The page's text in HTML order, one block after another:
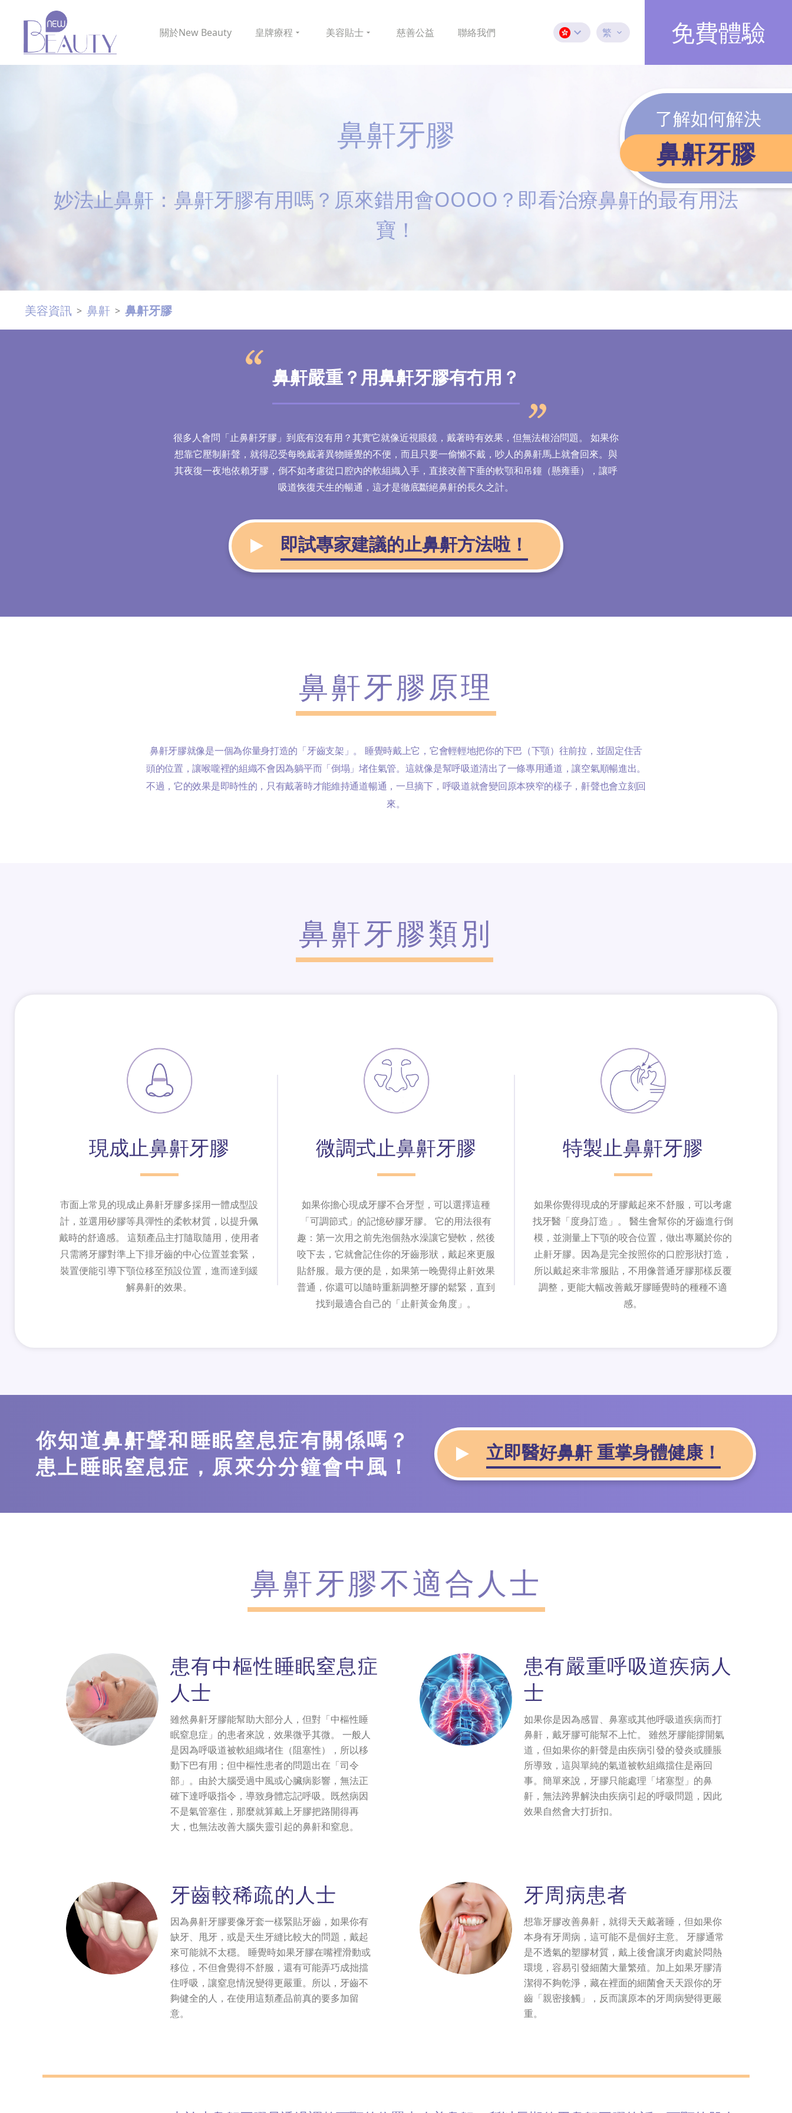
關於New Beauty 皇牌療程 美容貼士 慈善公益 聯絡我們 繁 免費體驗
了解如何解決
鼻鼾牙膠
鼻鼾牙膠
妙法止鼻鼾：鼻鼾牙膠有用嗎？原來錯用會OOOO？即看治療鼻鼾的最有用法
寶！
美容資訊 > 鼻鼾 > 鼻鼾牙膠
鼻鼾嚴重？用鼻鼾牙膠有冇用？
很多人會問「止鼻鼾牙膠」到底有沒有用？其實它就像近視眼鏡，戴著時有效果，但無法根治問題。 如果你
想靠它壓制鼾聲，就得忍受每晚戴著異物睡覺的不便，而且只要一偷懶不戴，吵人的鼻鼾馬上就會回來。與
其夜復一夜地依賴牙膠，倒不如考慮從口腔內的軟組織入手，直接改善下垂的軟顎和吊鐘（懸雍垂），讓呼
吸道恢復天生的暢通，這才是徹底斷絕鼻鼾的長久之計。
即試專家建議的止鼻鼾方法啦！
鼻鼾牙膠原理
鼻鼾牙膠就像是一個為你量身打造的「牙齒支架」。 睡覺時戴上它，它會輕輕地把你的下巴（下顎）往前拉，並固定住舌
頭的位置，讓喉嚨裡的組織不會因為躺平而「倒塌」堵住氣管。這就像是幫呼吸道清出了一條專用通道，讓空氣順暢進出。
不過，它的效果是即時性的，只有戴著時才能維持通道暢通，一旦摘下，呼吸道就會變回原本狹窄的樣子，鼾聲也會立刻回
來。
鼻鼾牙膠類別
現成止鼻鼾牙膠
市面上常見的現成止鼻鼾牙膠多採用一體成型設
計，並選用矽膠等具彈性的柔軟材質，以提升佩
戴時的舒適感。 這類產品主打隨取隨用，使用者
只需將牙膠對準上下排牙齒的中心位置並套緊，
裝置便能引導下顎位移至預設位置，進而達到緩
解鼻鼾的效果。
微調式止鼻鼾牙膠
如果你擔心現成牙膠不合牙型，可以選擇這種
「可調節式」的記憶矽膠牙膠。 它的用法很有
趣：第一次用之前先泡個熱水澡讓它變軟，然後
咬下去，它就會記住你的牙齒形狀，戴起來更服
貼舒服。最方便的是，如果第一晚覺得止鼾效果
普通，你還可以隨時重新調整牙膠的鬆緊，直到
找到最適合自己的「止鼾黃金角度」。
特製止鼻鼾牙膠
如果你覺得現成的牙膠戴起來不舒服，可以考慮
找牙醫「度身訂造」。 醫生會幫你的牙齒進行倒
模，並測量上下顎的咬合位置，做出專屬於你的
止鼾牙膠。因為是完全按照你的口腔形狀打造，
所以戴起來非常服貼，不用像普通牙膠那樣反覆
調整，更能大幅改善戴牙膠睡覺時的種種不適
感。
你知道鼻鼾聲和睡眠窒息症有關係嗎？
患上睡眠窒息症，原來分分鐘會中風！
立即醫好鼻鼾 重掌身體健康！
鼻鼾牙膠不適合人士
患有中樞性睡眠窒息症
人士
雖然鼻鼾牙膠能幫助大部分人，但對「中樞性睡
眠窒息症」的患者來說，效果微乎其微。 一般人
是因為呼吸道被軟組織堵住（阻塞性），所以移
動下巴有用；但中樞性患者的問題出在「司令
部」。由於大腦受過中風或心臟病影響，無法正
確下達呼吸指令，導致身體忘記呼吸。既然病因
不是氣管塞住，那麼就算戴上牙膠把路開得再
大，也無法改善大腦失靈引起的鼻鼾和窒息。
患有嚴重呼吸道疾病人
士
如果你是因為感冒、鼻塞或其他呼吸道疾病而打
鼻鼾，戴牙膠可能幫不上忙。 雖然牙膠能撐開氣
道，但如果你的鼾聲是由疾病引發的發炎或腫脹
所導致，這與單純的氣道被軟組織擋住是兩回
事。簡單來說，牙膠只能處理「堵塞型」的鼻
鼾，無法跨界解決由疾病引起的呼吸問題，因此
效果自然會大打折扣。
牙齒較稀疏的人士
因為鼻鼾牙膠要像牙套一樣緊貼牙齒，如果你有
缺牙、甩牙，或是天生牙縫比較大的問題，戴起
來可能就不太穩。 睡覺時如果牙膠在嘴裡滑動或
移位，不但會覺得不舒服，還有可能弄巧成拙擋
住呼吸，讓窒息情況變得更嚴重。所以，牙齒不
夠健全的人，在使用這類產品前真的要多加留
意。
牙周病患者
想靠牙膠改善鼻鼾，就得天天戴著睡，但如果你
本身有牙周病，這可能不是個好主意。 牙膠通常
是不透氣的塑膠材質，戴上後會讓牙肉處於悶熱
環境，容易引發細菌大量繁殖。加上如果牙膠清
潔得不夠乾淨，藏在裡面的細菌會天天跟你的牙
齒「親密接觸」，反而讓原本的牙周病變得更嚴
重。